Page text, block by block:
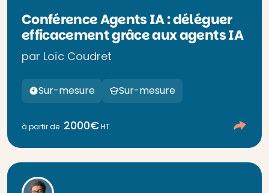
Conférence Agents IA : déléguer
efficacement grâce aux agents IA
par Loïc Coudret
Sur-mesure Sur-mesure
à partir de 2000€HT